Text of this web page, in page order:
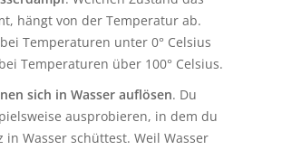
hängt von der Temperatur ab.
Temperaturen unter 0° Celsius
Temperaturen über 100° Celsius.
sich in Wasser auflösen. Du
ausprobieren, in dem du
in Wasser schüttest. Weil Wasser